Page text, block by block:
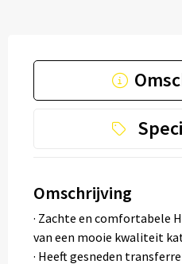
Omschrijving
· Zachte en comfortabele
van een mooie kwaliteit
· Heeft gesneden